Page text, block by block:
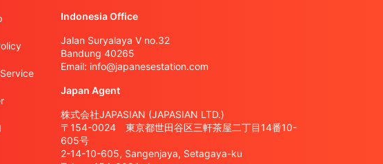
Indonesia Office
Jalan Suryalaya V no.32
Bandung 40265
Email: info@japanesestation.com
Japan Agent
株式会社JAPASIAN (JAPASIAN LTD.)
〒154-0024 東京都世田谷区三軒茶屋二丁目14番10-
605号
2-14-10-605, Sangenjaya, Setagaya-ku